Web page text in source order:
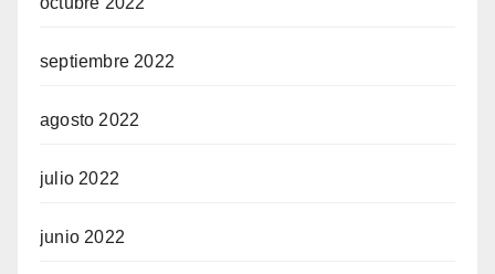
septiembre 2022
agosto 2022
julio 2022
junio 2022